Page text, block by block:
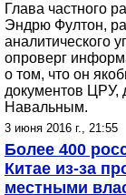
Глава частного
Эндрю Фултон,
аналитического
опроверг
о том, что он
документов ЦРУ,
Навальным.
3 июня 2016 г., 21:55
Более 400
Китае из-за
местными